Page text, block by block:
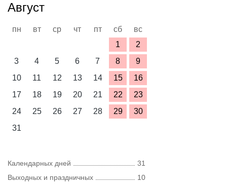
Август
пн вт ср чт пт сб
вс
1
2
3
4 5 6 7 8
9
10
11 12 13 14 15
16
17
18 19 20 21 22
23
24
25 26 27 28 29
30
31
Календарных дней
31
Выходных и праздничных
10